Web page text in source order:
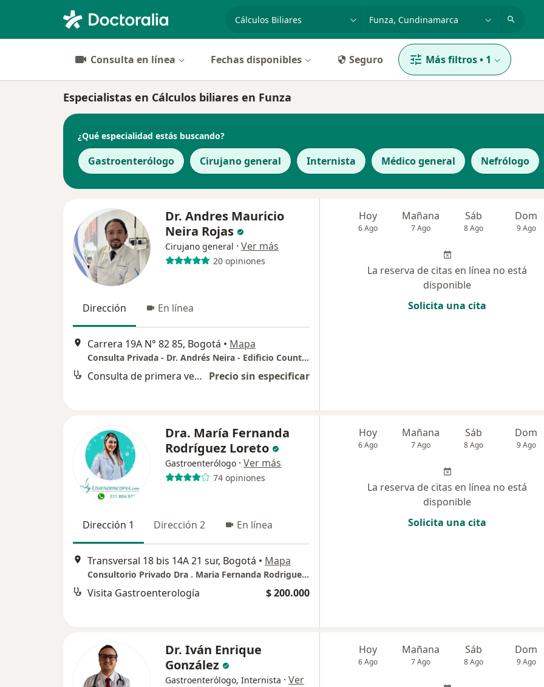
especialidad, enfermedad o nombre
Consulta en línea Fechas disponibles Seguro Más filtros• 1
Especialistas en Cálculos biliares en Funza
¿Qué especialidad estás buscando?
Gastroenterólogo Cirujano general Internista Médico general Nefrólogo
Dr. Andres Mauricio
Neira Rojas
Cirujano general · Ver más
20 opiniones
Dirección En línea
Carrera 19A N° 82 85, Bogotá • Mapa
Consulta Privada - Dr. Andrés Neira - Edificio Country Medical Center - Consultorio 415
Consulta de primera vez con cirugía gastrointestinal Precio sin especificar
Hoy
6 Ago
Mañana
7 Ago
Sáb
8 Ago
Dom
9 Ago
La reserva de citas en línea no está
disponible
Solicita una cita
Dra. María Fernanda
Rodríguez Loreto
Gastroenterólogo · Ver más
74 opiniones
Dirección 1 Dirección 2 En línea
Transversal 18 bis 14A 21 sur, Bogotá • Mapa
Consultorio Privado Dra . Maria Fernanda Rodriguez Loreto
Visita Gastroenterología $ 200.000
Hoy
6 Ago
Mañana
7 Ago
Sáb
8 Ago
Dom
9 Ago
La reserva de citas en línea no está
disponible
Solicita una cita
Dr. Iván Enrique
González
Gastroenterólogo, Internista · Ver
Hoy
6 Ago
Mañana
7 Ago
Sáb
8 Ago
Dom
9 Ago